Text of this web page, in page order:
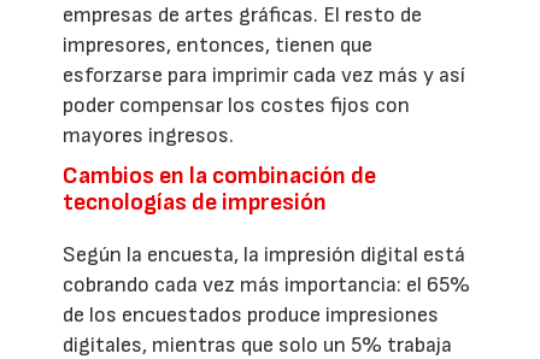
empresas de artes gráficas. El resto de
impresores, entonces, tienen que
esforzarse para imprimir cada vez más y así
poder compensar los costes fijos con
mayores ingresos.
Cambios en la combinación de
tecnologías de impresión
Según la encuesta, la impresión digital está
cobrando cada vez más importancia: el 65%
de los encuestados produce impresiones
digitales, mientras que solo un 5% trabaja